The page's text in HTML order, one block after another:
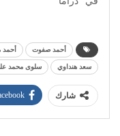
أحمد صفوت
سعد هنداوي سلوى محمد
شارك